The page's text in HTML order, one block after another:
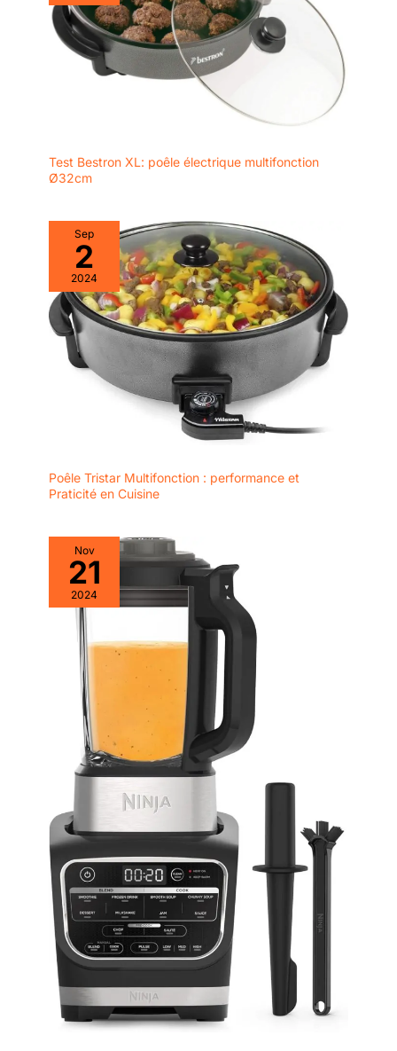
Test Bestron XL: poêle électrique multifonction
Ø32cm
Sep
2
2024
Poêle Tristar Multifonction : performance et
Praticité en Cuisine
Nov
21
2024